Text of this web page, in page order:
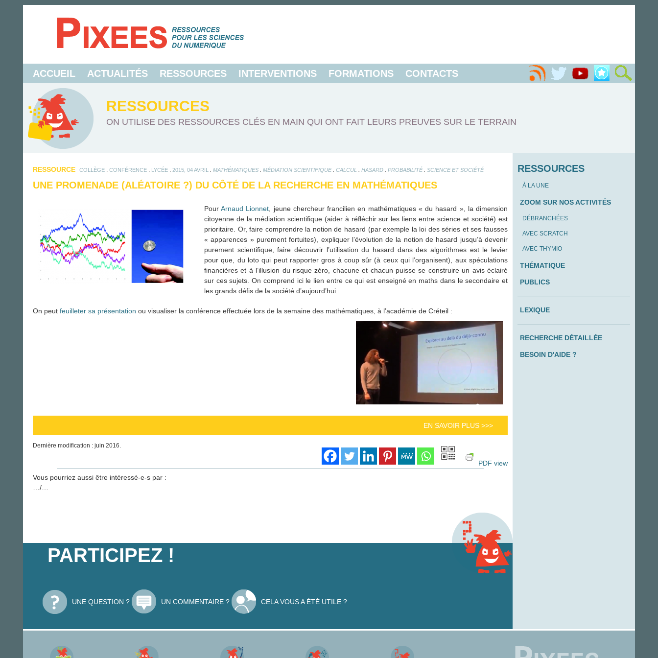
ACCUEIL ACTUALITÉS RESSOURCES INTERVENTIONS FORMATIONS CONTACTS
RESSOURCES
ON UTILISE DES RESSOURCES CLÉS EN MAIN QUI ONT FAIT LEURS PREUVES SUR LE TERRAIN
RESSOURCE COLLÈGE CONFÉRENCE LYCÉE 2015, 04 AVRIL MATHÉMATIQUES MÉDIATION SCIENTIFIQUE. CALCUL HASARD PROBABILITÉ. SCIENCE ET SOCIÉTÉ
UNE PROMENADE (ALÉATOIRE ?) DU CÔTÉ DE LA RECHERCHE EN MATHÉMATIQUES
Pour Arnaud Lionnet , jeune chercheur francilien en mathématiques « du hasard », la dimension
citoyenne de la médiation scientifique (aider à réfléchir sur les liens entre science et société) est
prioritaire. Or, faire comprendre la notion de hasard (par exemple la loi des séries et ses fausses
« apparences » purement fortuites), expliquer l’évolution de la notion de hasard jusqu’à devenir
purement scientifique, faire découvrir l’utilisation du hasard dans des algorithmes est le levier
pour que, du loto qui peut rapporter gros à coup sûr (à ceux qui l’organisent), aux spéculations
financières et à l’illusion du risque zéro, chacune et chacun puisse se construire un avis éclairé
sur ces sujets. On comprend ici le lien entre ce qui est enseigné en maths dans le secondaire et
les grands défis de la société d’aujourd’hui.
On peut feuilleter sa présentation ou visualiser la conférence effectuée lors de la semaine des mathématiques, à l’académie de Créteil :
EN SAVOIR PLUS >>>
Dernière modification : juin 2016.
PDF view
Vous pourriez aussi être intéressé-e-s par :
…/…
PARTICIPEZ !
UNE QUESTION ? UN COMMENTAIRE ? CELA VOUS A ÉTÉ UTILE ?
RESSOURCES
À LA UNE
ZOOM SUR NOS ACTIVITÉS
DÉBRANCHÉES
AVEC SCRATCH
AVEC THYMIO
THÉMATIQUE
PUBLICS
LEXIQUE
RECHERCHE DÉTAILLÉE
BESOIN D'AIDE ?